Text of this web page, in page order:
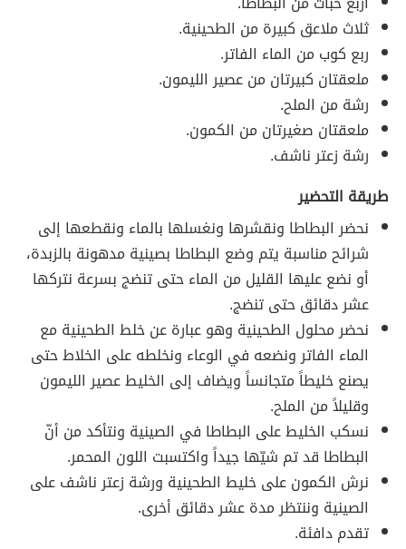
ثلاث ملاعق كبيرة من الطحينية.
ربع كوب من الماء الفاتر.
ملعقتان كبيرتان من عصير الليمون.
رشة من الملح.
ملعقتان صغيرتان من الكمون.
رشة زعتر ناشف.
طريقة التحضير
نحضر البطاطا ونقشرها ونغسلها بالماء ونقطعها إلى
شرائح مناسبة يتم وضع البطاطا بصينية مدهونة بالزبدة،
أو نضع عليها القليل من الماء حتى تنضج بسرعة نتركها
عشر دقائق حتى تنضج.
نحضر محلول الطحينية وهو عبارة عن خلط الطحينية مع
الماء الفاتر ونضعه في الوعاء ونخلطه على الخلاط حتى
يصنع خليطاً متجانساً ويضاف إلى الخليط عصير الليمون
وقليلاً من الملح.
نسكب الخليط على البطاطا في الصينية ونتأكد من أنّ
البطاطا قد تم شيّها جيداً واكتسبت اللون المحمر.
نرش الكمون على خليط الطحينية ورشة زعتر ناشف على
الصينية وننتظر مدة عشر دقائق أخرى.
تقدم دافئة.